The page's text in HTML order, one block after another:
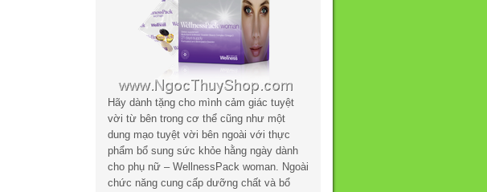
Hãy dành tặng cho mình cảm giác tuyệt
vời từ bên trong cơ thể cũng như một
dung mạo tuyệt vời bên ngoài với thực
phẩm bổ sung sức khỏe hằng ngày dành
cho phụ nữ – WellnessPack woman. Ngoài
chức năng cung cấp dưỡng chất và bổ